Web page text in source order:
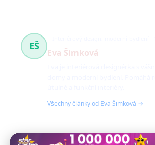
EŠ
Eva Šimková
Všechny články od Eva Šimková →